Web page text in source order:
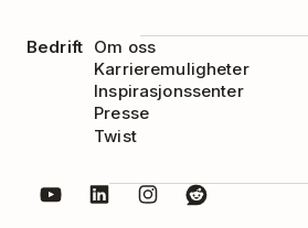
Bedrift Om oss
Karrieremuligheter
Inspirasjonssenter
Presse
Twist